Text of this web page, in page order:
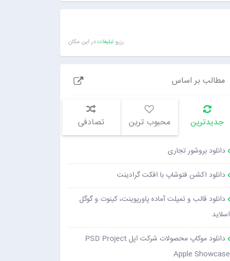
رزروتبلیغاتدر این مکان
مطالب بر اساس
جدیدترین محبوب ترین تصادفی
دانلود بروشور تجاری
دانلود اکشن فتوشاپ با افکت گرادینت
دانلود قالب و تمپلت آماده پاورپوینت، کینوت و گوگل
اسلاید
دانلود موکاپ محصولات شرکت اپل PSD Project
Apple Showcase